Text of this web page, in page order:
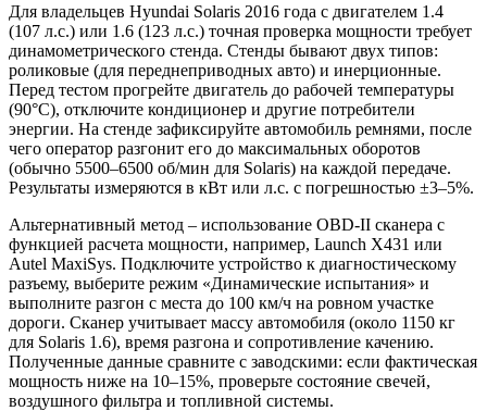
Для владельцев Hyundai Solaris 2016 года с двигателем 1.4
(107 л.с.) или 1.6 (123 л.с.) точная проверка мощности требует
динамометрического стенда. Стенды бывают двух типов:
роликовые (для переднеприводных авто) и инерционные.
Перед тестом прогрейте двигатель до рабочей температуры
(90°C), отключите кондиционер и другие потребители
энергии. На стенде зафиксируйте автомобиль ремнями, после
чего оператор разгонит его до максимальных оборотов
(обычно 5500–6500 об/мин для Solaris) на каждой передаче.
Результаты измеряются в кВт или л.с. с погрешностью ±3–5%.
Альтернативный метод – использование OBD-II сканера с
функцией расчета мощности, например, Launch X431 или
Autel MaxiSys. Подключите устройство к диагностическому
разъему, выберите режим «Динамические испытания» и
выполните разгон с места до 100 км/ч на ровном участке
дороги. Сканер учитывает массу автомобиля (около 1150 кг
для Solaris 1.6), время разгона и сопротивление качению.
Полученные данные сравните с заводскими: если фактическая
мощность ниже на 10–15%, проверьте состояние свечей,
воздушного фильтра и топливной системы.